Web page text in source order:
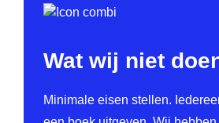
Wat wij niet
Minimale eisen stellen.